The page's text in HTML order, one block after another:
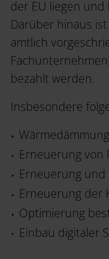
der EU liegen
Darüber hinaus
amtlich
bezahlt werden.
Insbesondere
Erneuerung
Erneuerung und
Erneuerung der
Optimierung
Einbau digitaler